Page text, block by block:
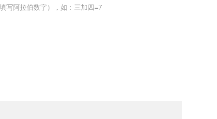
写阿拉伯数字），如：三加四=7